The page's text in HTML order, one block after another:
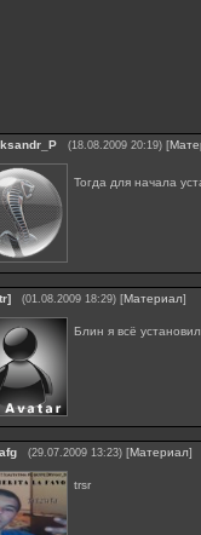
(18.08.2009 20:19) [
Тогда для начала
(01.08.2009 18:29) [Материал]
Блин я всё
(29.07.2009 13:23) [Материал]
trsr